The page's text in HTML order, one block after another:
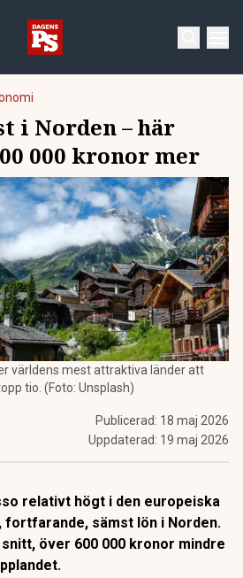
i Norden – här
000 kronor mer
världens mest attraktiva länder att
tio. (Foto: Unsplash)
Publicerad: 18 maj 2026
Uppdaterad: 19 maj 2026
relativt högt i den europeiska
fortfarande, sämst lön i Norden.
över 600 000 kronor mindre